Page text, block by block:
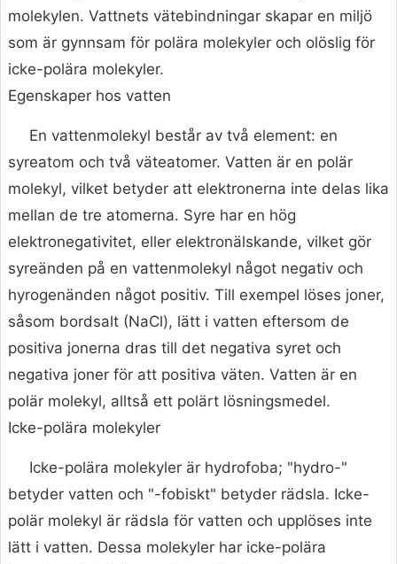
molekylen. Vattnets vätebindningar skapar en miljö
som är gynnsam för polära molekyler och olöslig för
icke-polära molekyler.
Egenskaper hos vatten
En vattenmolekyl består av två element: en
syreatom och två väteatomer. Vatten är en polär
molekyl, vilket betyder att elektronerna inte delas lika
mellan de tre atomerna. Syre har en hög
elektronegativitet, eller elektronälskande, vilket gör
syreänden på en vattenmolekyl något negativ och
hyrogenänden något positiv. Till exempel löses joner,
såsom bordsalt (NaCl), lätt i vatten eftersom de
positiva jonerna dras till det negativa syret och
negativa joner för att positiva väten. Vatten är en
polär molekyl, alltså ett polärt lösningsmedel.
Icke-polära molekyler
Icke-polära molekyler är hydrofoba; "hydro-"
betyder vatten och "-fobiskt" betyder rädsla. Icke-
polär molekyl är rädsla för vatten och upplöses inte
lätt i vatten. Dessa molekyler har icke-polära